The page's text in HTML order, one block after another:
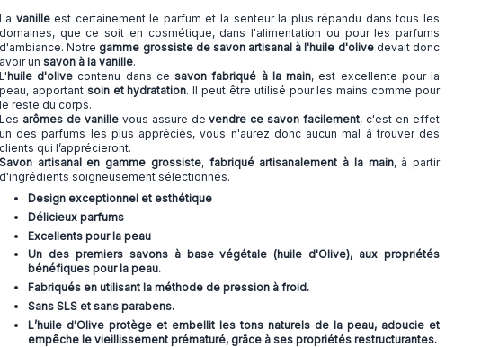
La vanilleest certainement le parfum et la senteur la plus répandu dans tous les
domaines, que ce soit en cosmétique, dans l'alimentation ou pour les parfums
d'ambiance. Notre gamme grossiste de savon artisanal à l'huile d'olivedevait donc
avoir un savon à la vanille.
L'huile d'olive contenu dans cesavon fabriqué à la main, est excellente pour la
peau, apportant soin et hydratation. Il peut être utilisé pour les mains comme pour
le reste du corps.
Les arômes de vanillevous assure devendre ce savon facilement, c'est en effet
un des parfums les plus appréciés, vous n'aurez donc aucun mal à trouver des
clients qui l’apprécieront.
Savon artisanal en gamme grossiste, fabriqué artisanalement à la main, à partir
d'ingrédients soigneusement sélectionnés.
Design exceptionnel et esthétique
Délicieux parfums
Excellents pour la peau
Un des premiers savons à base végétale (huile d'Olive), aux propriétés
bénéfiques pour la peau.
Fabriqués en utilisant la méthode de pression à froid.
Sans SLS et sans parabens.
L’huile d'Olive protège et embellit les tons naturels de la peau, adoucie et
empêche le vieillissement prématuré, grâce à ses propriétés restructurantes.